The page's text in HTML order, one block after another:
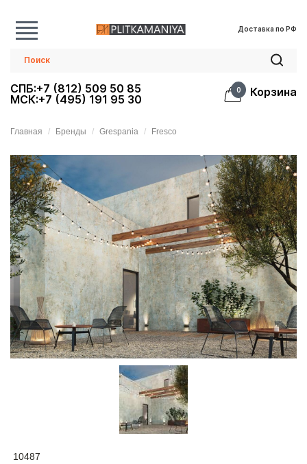
Доставка по РФ
СПБ:+7 (812) 509 50 85
МСК:+7 (495) 191 95 30
0 Корзина
Главная Бренды Grespania Fresco
10487